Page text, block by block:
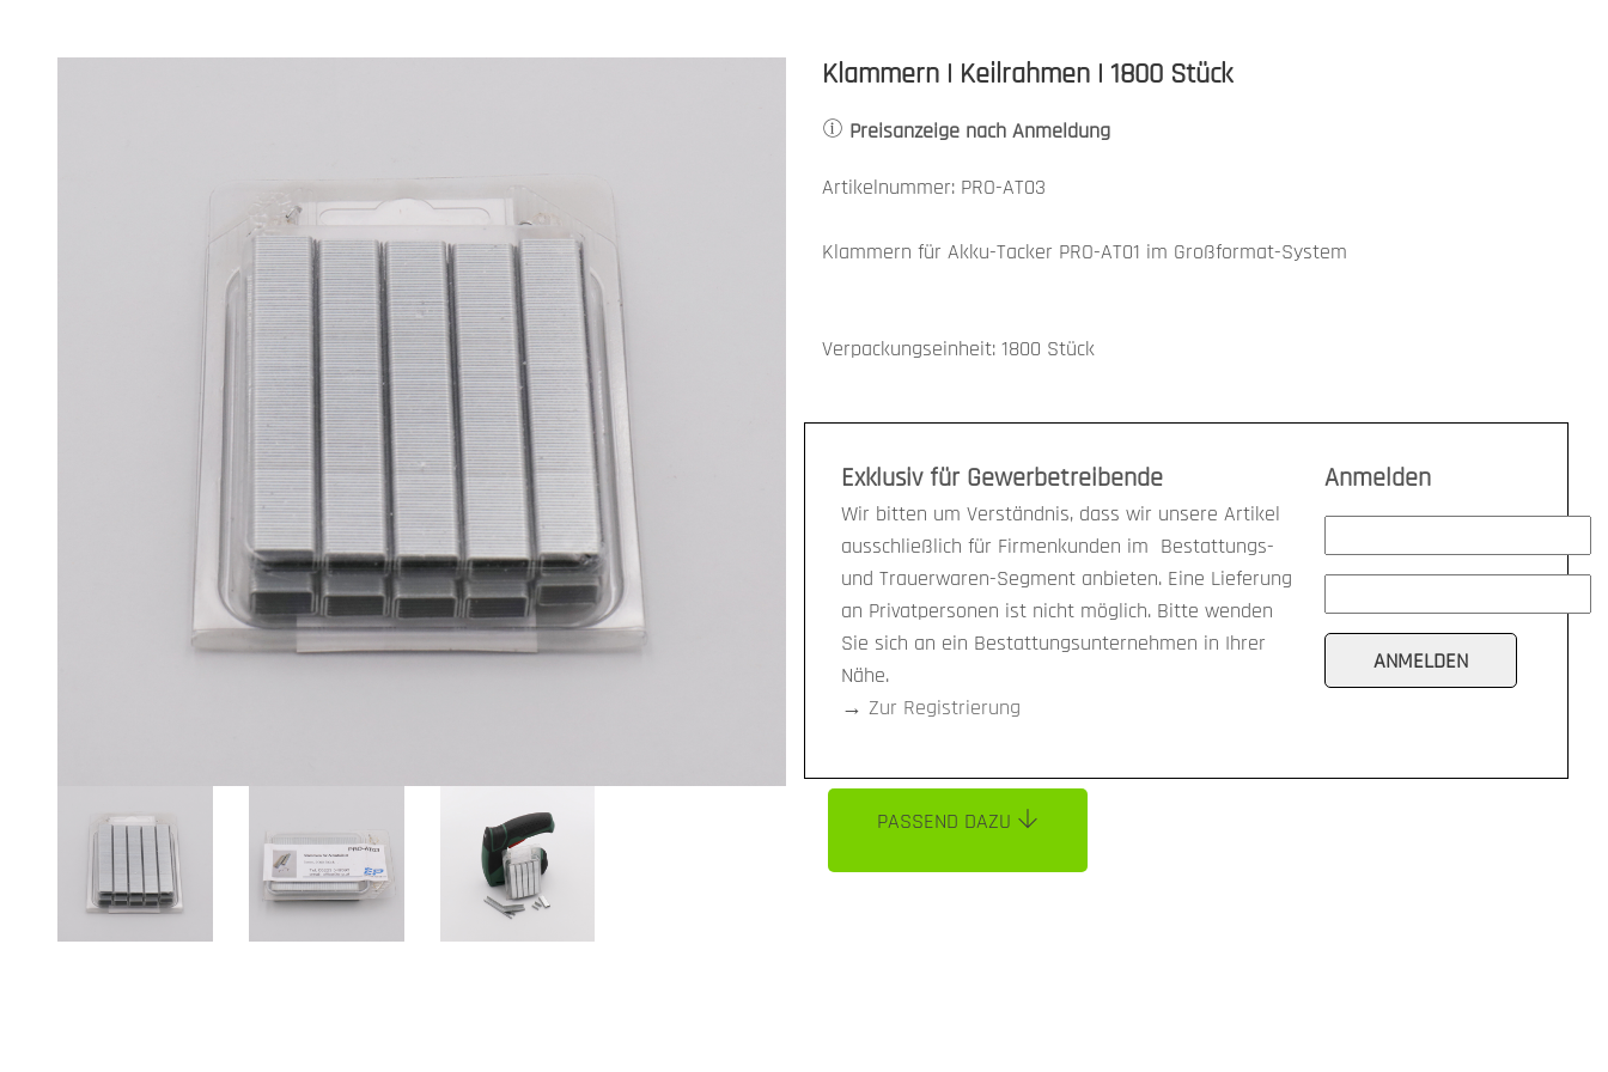
Klammern | Keilrahmen | 1800 Stück
Preisanzeige nach Anmeldung
Artikelnummer: PRO-AT03
Klammern für Akku-Tacker PRO-AT01 im Großformat-System
Verpackungseinheit: 1800 Stück
Exklusiv für Gewerbetreibende
Wir bitten um Verständnis, dass wir unsere Artikel
ausschließlich für Firmenkunden im Bestattungs-
und Trauerwaren-Segment anbieten. Eine Lieferung
an Privatpersonen ist nicht möglich. Bitte wenden
Sie sich an ein Bestattungsunternehmen in Ihrer
Nähe.
→ Zur Registrierung
Anmelden
PASSEND DAZU